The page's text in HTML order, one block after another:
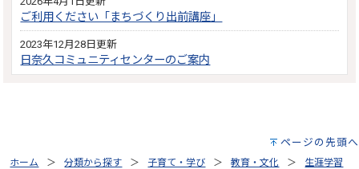
ご利用ください「まちづくり出前講座」
2023年12月28日更新
日奈久コミュニティセンターのご案内
ページの先頭へ
ホーム 分類から探す 子育て・学び 教育・文化
生涯学習